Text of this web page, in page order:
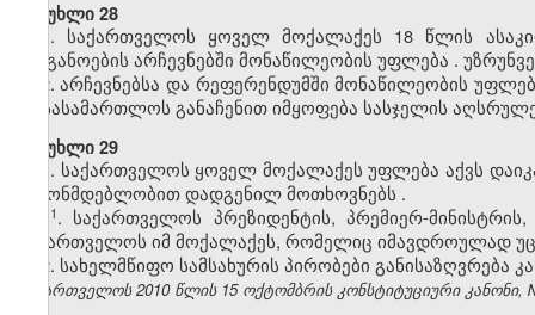
მუხლი 28
1. საქართველოს ყოველ მოქალაქეს 18 წლის
ორგანოების არჩევნებში მონაწილეობის უფლება .
2.არჩევნებსა და რეფერენდუმში მონაწილეობის
სასამართლოს განაჩენითიმყოფება სასჯელის
მუხლი 29
1. საქართველოს ყოველ მოქალაქეს უფლება აქვს
კანონმდებლობითდადგენილმოთხოვნებს .
​1. საქართველოს პრეზიდენტის, პრემიერ-
საქართველოს იმ მოქალაქეს, რომელიც იმავდროულად
2. სახელმწიფო სამსახურის პირობები განისაზღვრება
საქართველოს 2010 წლის 15 ოქტომბრის კონსტიტუციური კანონი,